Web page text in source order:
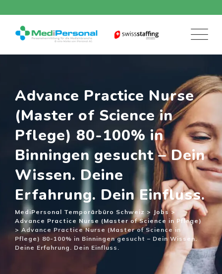
content
Advance Practice Nurse
(Master of Science in
Pflege) 80-100% in
Binningen gesucht – Dein
Wissen. Deine
Erfahrung. Dein Einfluss.
MediPersonal Temporärbüro Schweiz > Jobs>
Advance Practice Nurse (Master of Science in Pflege)
> Advance Practice Nurse (Master of Science in
Pflege) 80-100% in Binningen gesucht – Dein Wissen.
Deine Erfahrung. Dein Einfluss.